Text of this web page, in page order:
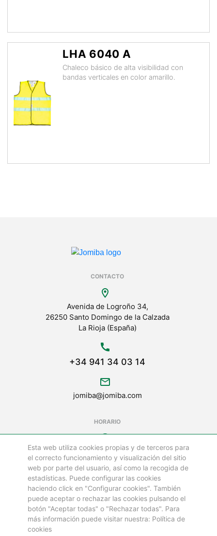
LHA 6040 A
Chaleco básico de alta visibilidad con
bandas verticales en color amarillo.
CONTACTO
location_on
Avenida de Logroño 34,
26250 Santo Domingo de la Calzada
La Rioja (España)
call
+34 941 34 03 14
mail_outline
jomiba@jomiba.com
HORARIO
schedule
LUNES A VIERNES DE
08:00 a 18:00 h
LOS SÁBADOS Y FESTIVOS ESTAMOS CERRADOS
©
Esta web utiliza cookies propias y de terceros para
el correcto funcionamiento y visualización del sitio
web por parte del usuario, así como la recogida de
estadísticas. Puede configurar las cookies
haciendo click en "Configurar cookies". También
puede aceptar o rechazar las cookies pulsando el
botón "Aceptar todas" o "Rechazar todas". Para
más información puede visitar nuestra: Política de
cookies